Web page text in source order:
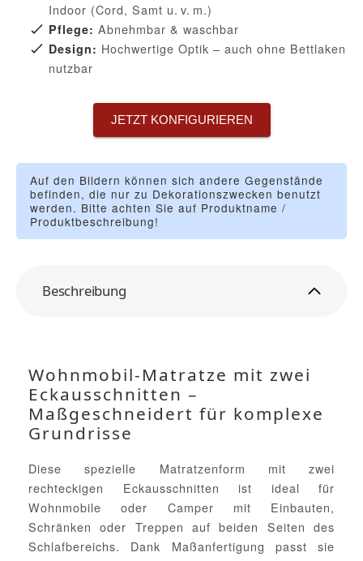
Indoor (Cord, Samt u. v. m.)
Pflege: Abnehmbar & waschbar
Design: Hochwertige Optik – auch ohne Bettlaken
nutzbar
JETZT KONFIGURIEREN
Auf den Bildern können sich andere Gegenstände
befinden, die nur zu Dekorationszwecken benutzt
werden. Bitte achten Sie auf Produktname /
Produktbeschreibung!
Beschreibung
Wohnmobil-Matratze mit zwei
Eckausschnitten –
Maßgeschneidert für komplexe
Grundrisse
Diese spezielle Matratzenform mit zwei
rechteckigen Eckausschnitten ist ideal für
Wohnmobile oder Camper mit Einbauten,
Schränken oder Treppen auf beiden Seiten des
Schlafbereichs. Dank Maßanfertigung passt sie